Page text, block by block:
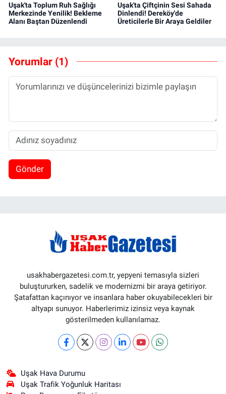
Uşak'ta Toplum Ruh Sağlığı
Merkezinde Yenilik! Bekleme
Alanı Baştan Düzenlendi
Uşak'ta Çiftçinin Sesi Sahada
Dinlendi! Dereköy'de
Üreticilerle Bir Araya Geldiler
Yorumlar (1)
Gönder
usakhabergazetesi.com.tr, yepyeni temasıyla sizleri
buluştururken, sadelik ve modernizmi bir araya getiriyor.
Şatafattan kaçınıyor ve insanlara haber okuyabilecekleri bir
altyapı sunuyor. Haberlerimiz izinsiz veya kaynak
gösterilmeden kullanılamaz.
Uşak Hava Durumu
Uşak Trafik Yoğunluk Haritası